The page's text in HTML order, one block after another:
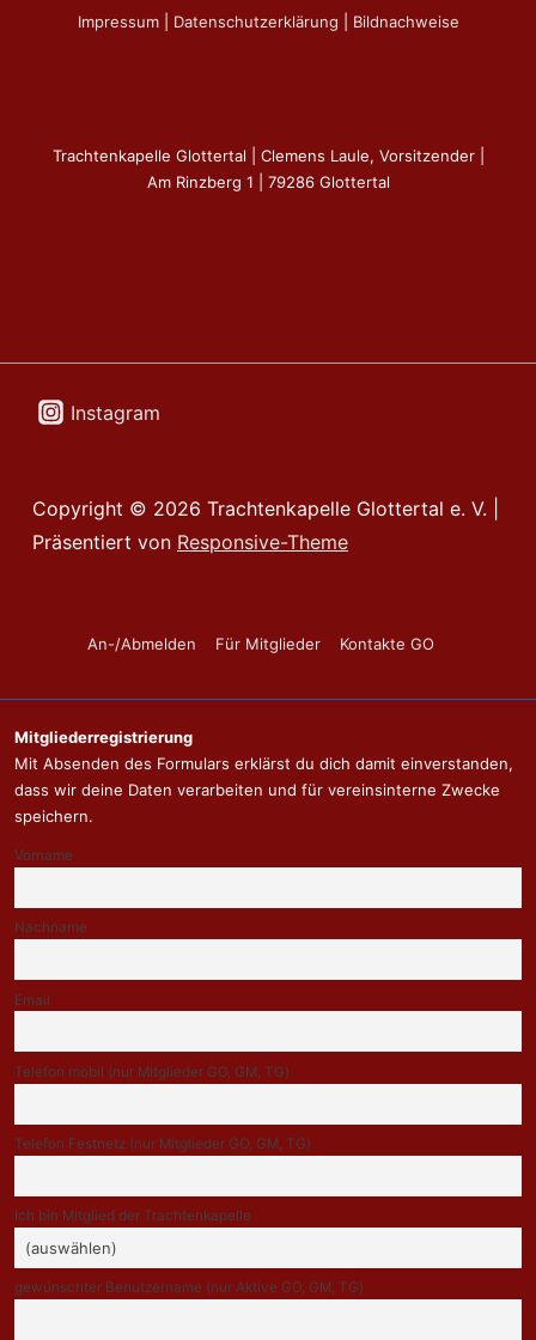
Impressum| Datenschutzerklärung Bildnachweise
Trachtenkapelle Glottertal | Clemens Laule, Vorsitzender |
Am Rinzberg 1 | 79286 Glottertal
Instagram
Copyright © 2026 Trachtenkapelle Glottertal e. V.
Präsentiert von Responsive-Theme
Footer-
An-/Abmelden Für Mitglieder Kontakte GO
Mitgliederregistrierung
Mit Absenden des Formulars erklärst du dich damit einverstanden,
dass wir deine Daten verarbeiten und für vereinsinterne Zwecke
speichern.
Vorname
Nachname
Email
Telefon mobil (nur Mitglieder GO, GM, TG)
Telefon Festnetz (nur Mitglieder GO, GM, TG)
Ich bin Mitglied der Trachtenkapelle
gewünschter Benutzername (nur Aktive GO, GM, TG)